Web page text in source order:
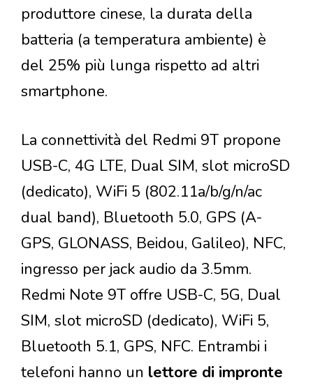
produttore cinese, la durata della
batteria (a temperatura ambiente) è
del 25% più lunga rispetto ad altri
smartphone.
La connettività del Redmi 9T propone
USB-C, 4G LTE, Dual SIM, slot microSD
(dedicato), WiFi 5 (802.11a/b/g/n/ac
dual band), Bluetooth 5.0, GPS (A-
GPS, GLONASS, Beidou, Galileo), NFC,
ingresso per jack audio da 3.5mm.
Redmi Note 9T offre USB-C, 5G, Dual
SIM, slot microSD (dedicato), WiFi 5,
Bluetooth 5.1, GPS, NFC. Entrambi i
telefoni hanno un lettore di impronte